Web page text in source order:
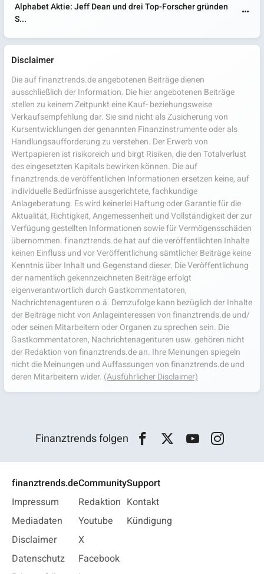
Alphabet Aktie: Jeff Dean und drei Top-Forscher gründen
S...
Disclaimer
Die auf finanztrends.de angebotenen Beiträge dienen
ausschließlich der Information. Die hier angebotenen Beiträge
stellen zu keinem Zeitpunkt eine Kauf- beziehungsweise
Verkaufsempfehlung dar. Sie sind nicht als Zusicherung von
Kursentwicklungen der genannten Finanzinstrumente oder als
Handlungsaufforderung zu verstehen. Der Erwerb von
Wertpapieren ist risikoreich und birgt Risiken, die den Totalverlust
des eingesetzten Kapitals bewirken können. Die auf
finanztrends.de veröffentlichen Informationen ersetzen keine, auf
individuelle Bedürfnisse ausgerichtete, fachkundige
Anlageberatung. Es wird keinerlei Haftung oder Garantie für die
Aktualität, Richtigkeit, Angemessenheit und Vollständigkeit der zur
Verfügung gestellten Informationen sowie für Vermögensschäden
übernommen. finanztrends.de hat auf die veröffentlichten Inhalte
keinen Einfluss und vor Veröffentlichung sämtlicher Beiträge keine
Kenntnis über Inhalt und Gegenstand dieser. Die Veröffentlichung
der namentlich gekennzeichneten Beiträge erfolgt
eigenverantwortlich durch Gastkommentatoren,
Nachrichtenagenturen o.ä. Demzufolge kann bezüglich der Inhalte
der Beiträge nicht von Anlageinteressen von finanztrends.de und/
oder seinen Mitarbeitern oder Organen zu sprechen sein. Die
Gastkommentatoren, Nachrichtenagenturen usw. gehören nicht
der Redaktion von finanztrends.de an. Ihre Meinungen spiegeln
nicht die Meinungen und Auffassungen von finanztrends.de und
deren Mitarbeitern wider. (Ausführlicher Disclaimer)
Finanztrends folgen
finanztrends.de
Impressum
Mediadaten
Disclaimer
Datenschutz
Community
Redaktion
Youtube
X
Facebook
Support
Kontakt
Kündigung